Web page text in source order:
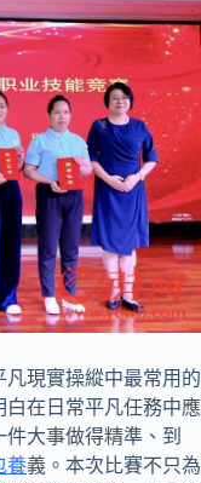
現實操縱中最常用的
在日常平凡任務中應
大事做得精準、到
養義。本次比賽不只為